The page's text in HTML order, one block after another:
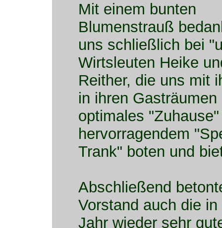
Mit einem bunten
Blumenstrauß
uns schließlich bei
Wirtsleuten Heike
Reither, die uns mit
in ihren Gasträumen
optimales
hervorragendem
Trank" boten und
Abschließend
Vorstand auch die
Jahr wieder sehr